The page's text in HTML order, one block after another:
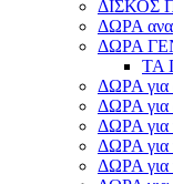
ΔΙΣΚΟΣ
ΔΩΡΑ
ΔΩΡΑ
ΤΑ
ΔΩΡΑ για
ΔΩΡΑ για
ΔΩΡΑ για
ΔΩΡΑ για
ΔΩΡΑ για